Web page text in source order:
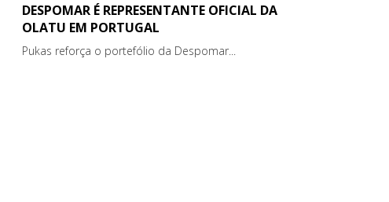
DESPOMAR É REPRESENTANTE OFICIAL DA
OLATU EM PORTUGAL
Pukas reforça o portefólio da Despomar...